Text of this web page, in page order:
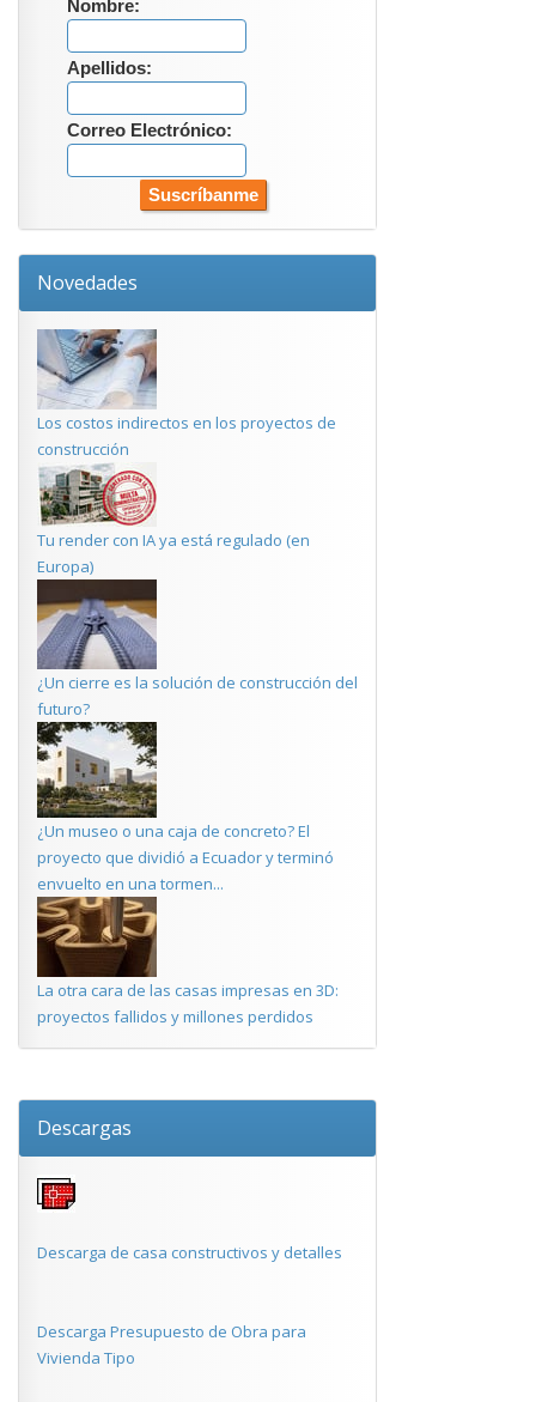
Nombre:
Apellidos:
Correo Electrónico:
Novedades
Los costos indirectos en los proyectos de
construcción
Tu render con IA ya está regulado (en
Europa)
¿Un cierre es la solución de construcción del
futuro?
¿Un museo o una caja de concreto? El
proyecto que dividió a Ecuador y terminó
envuelto en una tormen...
La otra cara de las casas impresas en 3D:
proyectos fallidos y millones perdidos
Descargas
Descarga de casa constructivos y detalles
Descarga Presupuesto de Obra para
Vivienda Tipo